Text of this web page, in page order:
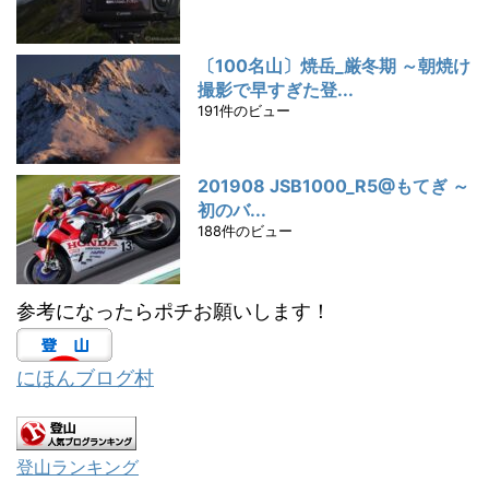
〔100名山〕焼岳_厳冬期 ～朝焼け
撮影で早すぎた登...
191件のビュー
201908 JSB1000_R5@もてぎ ～
初のバ...
188件のビュー
参考になったらポチお願いします！
にほんブログ村
登山ランキング